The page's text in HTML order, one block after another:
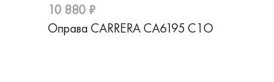
10 880 ₽
Оправа CARRERA CA6195 C1O